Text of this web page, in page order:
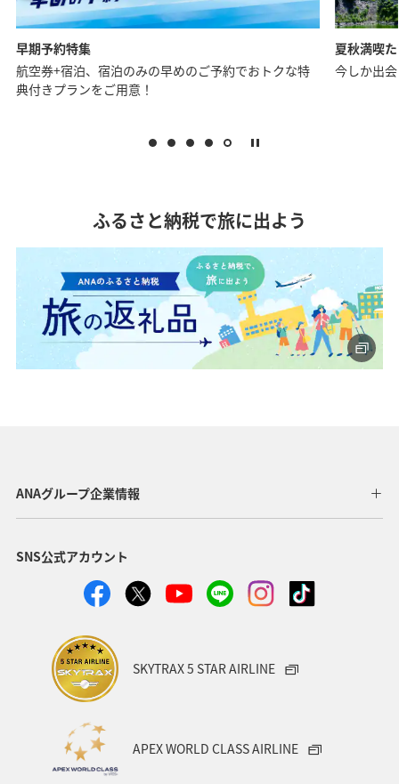
夏秋満喫たび特集
今しか出会えない、思い出に残る旅へ。
お一人様
夏の予約
ふるさと納税で旅に出よう
ANAグループ企業情報
SNS公式アカウント
SKYTRAX 5 STAR AIRLINE
APEX WORLD CLASS AIRLINE